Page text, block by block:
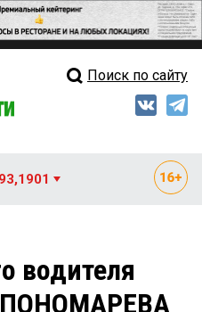
Свежий выпуск
Рейтинги
Поиск по сайту
водителя
ПОНОМАРЕВА